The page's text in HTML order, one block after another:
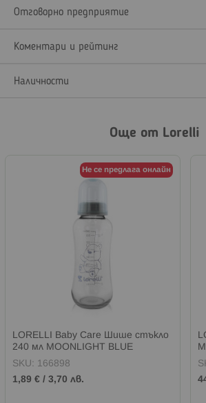
Отговорно предприятие
Коментари и рейтинг
Наличности
Още от Lorelli
Не се предлага онлайн
LORELLI Baby Care Шише стъкло
240 мл MOONLIGHT BLUE
SKU: 166898
1,89 € / 3,70 лв.